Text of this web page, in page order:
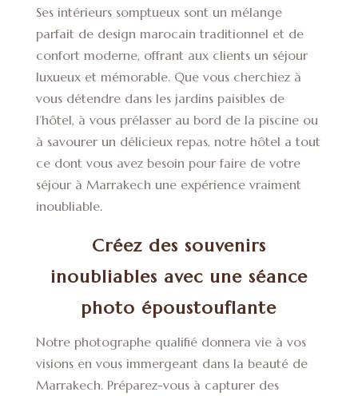
Ses intérieurs somptueux sont un mélange
parfait de design marocain traditionnel et de
confort moderne, offrant aux clients un séjour
luxueux et mémorable. Que vous cherchiez à
vous détendre dans les jardins paisibles de
l’hôtel, à vous prélasser au bord de la piscine ou
à savourer un délicieux repas, notre hôtel a tout
ce dont vous avez besoin pour faire de votre
séjour à Marrakech une expérience vraiment
inoubliable.
Créez des souvenirs
inoubliables avec une séance
photo époustouflante
Notre photographe qualifié donnera vie à vos
visions en vous immergeant dans la beauté de
Marrakech. Préparez-vous à capturer des